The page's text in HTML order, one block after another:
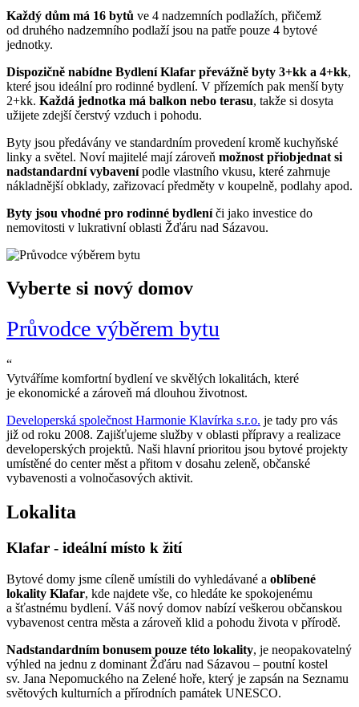
Každý dům má 16 bytů ve 4 nadzemních podlažích, přičemž
od druhého nadzemního podlaží jsou na patře pouze 4 bytové
jednotky.
Dispozičně nabídne Bydlení Klafar převážně byty 3+kk a 4+kk,
které jsou ideální pro rodinné bydlení. V přízemích pak menší byty
2+kk. Každá jednotka má balkon nebo terasu, takže si dosyta
užijete zdejší čerstvý vzduch i pohodu.
Byty jsou předávány ve standardním provedení kromě kuchyňské
linky a světel. Noví majitelé mají zároveň možnost přiobjednat si
nadstandardní vybavenípodle vlastního vkusu, které zahrnuje
nákladnější obklady, zařizovací předměty v koupelně, podlahy apod.
Byty jsou vhodné pro rodinné bydleníči jako investice do
nemovitosti v lukrativní oblasti Žďáru nad Sázavou.
Vyberte si nový domov
Průvodce výběrem bytu
“
Vytváříme komfortní bydlení ve skvělých lokalitách, které
je ekonomické a zároveň má dlouhou životnost.
Developerská společnost Harmonie Klavírka s.r.o. je tady pro vás
již od roku 2008. Zajišťujeme služby v oblasti přípravy a realizace
developerských projektů. Naši hlavní prioritou jsou bytové projekty
umístěné do center měst a přitom v dosahu zeleně, občanské
vybavenosti a volnočasových aktivit.
Lokalita
Klafar - ideální místo k žití
Bytové domy jsme cíleně umístili do vyhledávané a oblíbené
lokality Klafar, kde najdete vše, co hledáte ke spokojenému
a šťastnému bydlení. Váš nový domov nabízí veškerou občanskou
vybavenost centra města a zároveň klid a pohodu života v přírodě.
Nadstandardním bonusem pouze této lokality, je neopakovatelný
výhled na jednu z dominant Žďáru nad Sázavou – poutní kostel
sv. Jana Nepomuckého na Zelené hoře, který je zapsán na Seznamu
světových kulturních a přírodních památek UNESCO.